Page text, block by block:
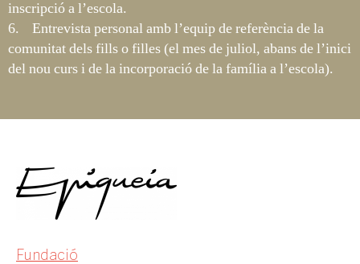
inscripció a l’escola.
6. Entrevista personal amb l’equip de referència de la
comunitat dels fills o filles (el mes de juliol, abans de l’inici
del nou curs i de la incorporació de la família a l’escola).
Fundació